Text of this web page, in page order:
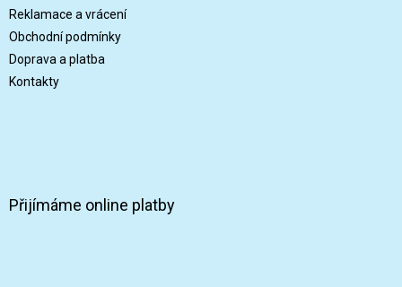
Reklamace a vrácení
Obchodní podmínky
Doprava a platba
Kontakty
Přijímáme online platby